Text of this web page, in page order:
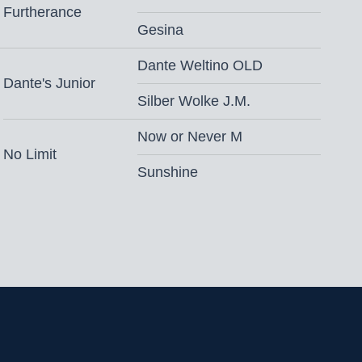
(vaste kosten € 500,- + € 500,- bij
toeslag gezondheidscertificaat* en
ochtends
Furtherance
Gesina
Dante's Junior
Dante Weltino OLD
Silber Wolke J.M.
No Limit
Now or Never M
Sunshine